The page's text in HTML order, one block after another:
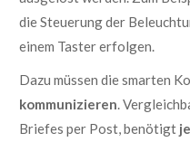
die Steuerung der
einem Taster erfolgen.
Dazu müssen die smarten
kommunizieren.
Briefes per Post, benötigt